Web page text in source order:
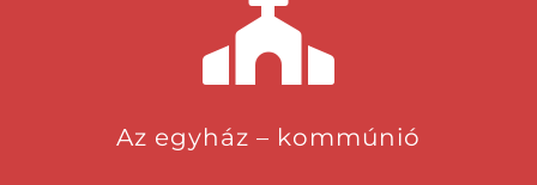
Az egyház – kommúnió